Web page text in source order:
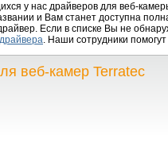
у нас драйверов для веб-
и Вам станет доступна
Если в списке Вы не
. Наши сотрудники
веб-камер Terratec